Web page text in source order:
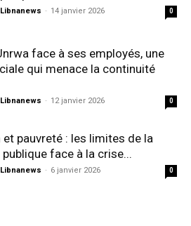
- 14 janvier 2026 0
face à ses employés, une
qui menace la continuité
- 12 janvier 2026 0
et pauvreté : les limites de la
face à la crise...
- 6 janvier 2026 0